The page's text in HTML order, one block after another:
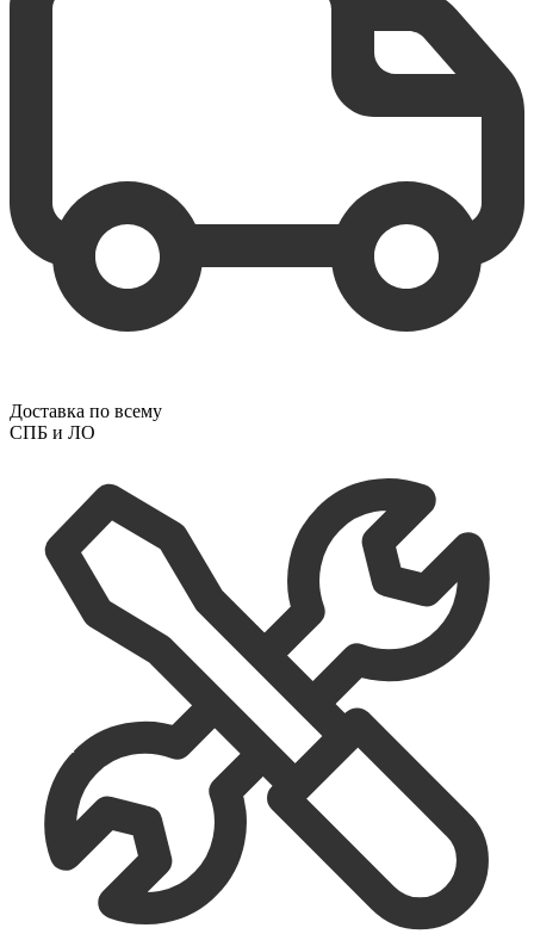
Доставка по всему
СПБ и ЛО